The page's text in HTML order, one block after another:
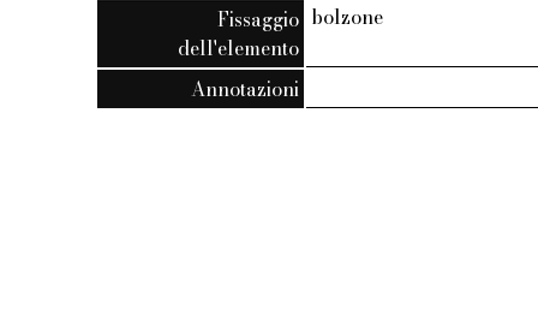
Fissaggio
dell'elemento
bolzone
Annotazioni